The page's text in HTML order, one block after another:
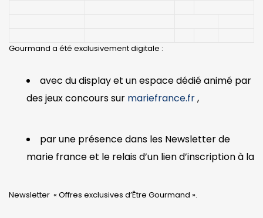
Gourmand a été exclusivement digitale :
avec du display et un espace dédié animé par
des jeux concours sur mariefrance.fr,
par une présence dans les Newsletter de
marie france et le relais d’un lien d’inscription à la
Newsletter « Offres exclusives d’Être Gourmand ».